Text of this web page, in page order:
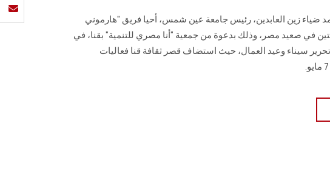
ضياء زين العابدين، رئيس جامعة عين شمس، أحيا فريق "هارموني
في صعيد مصر، وذلك بدعوة من جمعية "أنا مصري للتنمية" بقنا، في
تحرير سيناء وعيد العمال، حيث استضاف قصر ثقافة قنا فعاليات